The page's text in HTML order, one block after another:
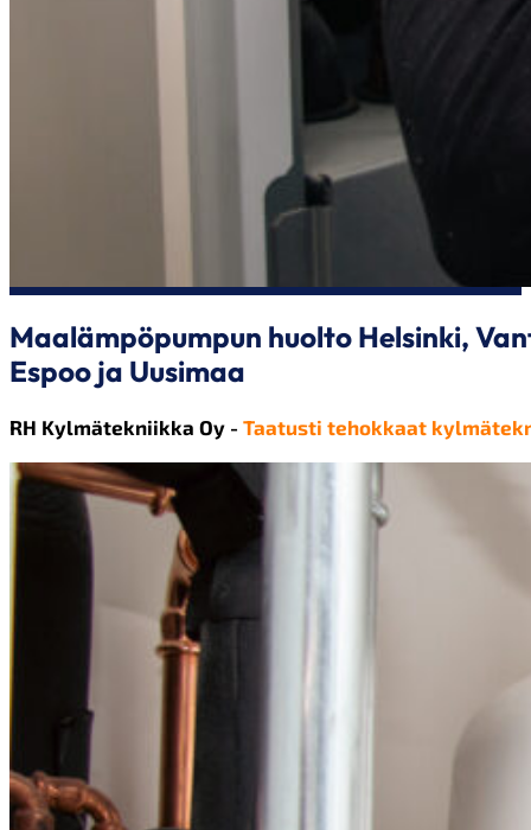
Maalämpöpumpun huolto Helsinki,
Espoo ja Uusimaa
RH Kylmätekniikka Oy - Taatusti tehokkaat